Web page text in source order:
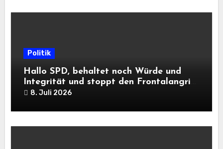
Politik
Hallo SPD, behaltet noch Würde und
Integrität und stoppt den Frontalangriff
auf die Informationsfreiheit!
8. Juli 2026